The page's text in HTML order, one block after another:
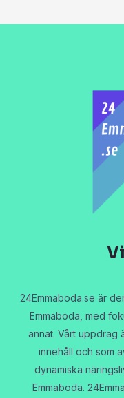
24Emmaboda.se är
Emmaboda, med
annat. Vårt uppdrag
innehåll och som
dynamiska
Emmaboda.